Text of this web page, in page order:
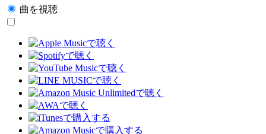
曲を視聴